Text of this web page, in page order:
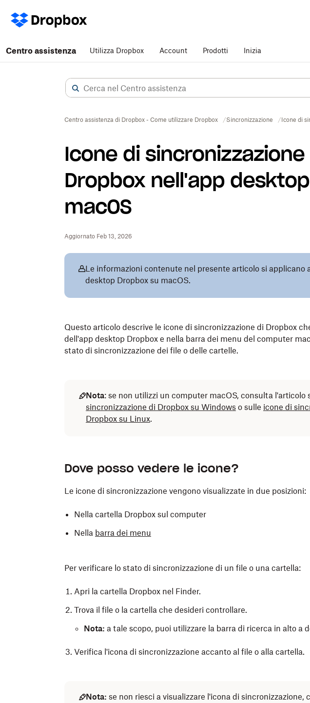
Centro assistenza Utilizza Dropbox Account Prodotti Inizia
Centro assistenza di Dropbox - Come utilizzare Dropbox Sincronizzazione Icone di
Icone di sincronizzazione
Dropbox nell'app
macOS
Aggiornato Feb 13, 2026
Le informazioni contenute nel presente articolo si applicano
desktop Dropbox su macOS.
Questo articolo descrive le icone di sincronizzazione di Dropbox
dell'app desktop Dropbox e nella barra dei menu del computer
stato di sincronizzazione dei file o delle cartelle.
Nota: se non utilizzi un computer macOS, consulta l'articolo
sincronizzazione di Dropbox su Windows o sulle icone di
Dropbox su Linux.
Dove posso vedere le icone?
Le icone di sincronizzazione vengono visualizzate in due posizioni:
Nella cartella Dropbox sul computer
Nella barra dei menu
Per verificare lo stato di sincronizzazione di un file o una cartella:
Apri la cartella Dropbox nel Finder.
Trova il file o la cartella che desideri controllare.
Nota: a tale scopo, puoi utilizzare la barra di ricerca in alto a
Verifica l'icona di sincronizzazione accanto al file o alla cartella.
Nota: se non riesci a visualizzare l'icona di sincronizzazione,